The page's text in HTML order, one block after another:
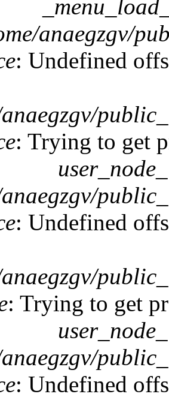
anaegzgv/
: Undefined
: Trying to get
: Undefined
: Trying to get
: Undefined